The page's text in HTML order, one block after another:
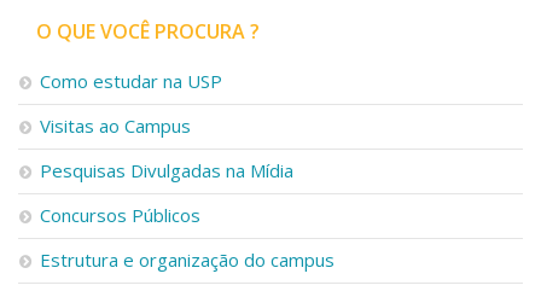
Iniciação Científica
Empresas Juniores
Extensão à Comunidade
Projetos, Programas e Cursos
Artes, Cultura e Esportes
Museus e Espaços Interativos
Serviços
Bibliotecas
O QUE VOCÊ PROCURA ?
Como estudar na USP
Visitas ao Campus
Pesquisas Divulgadas na Mídia
Concursos Públicos
Estrutura e organização do campus